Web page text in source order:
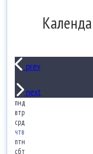
prev
next
пнд
втр
срд
чтв
птн
сбт